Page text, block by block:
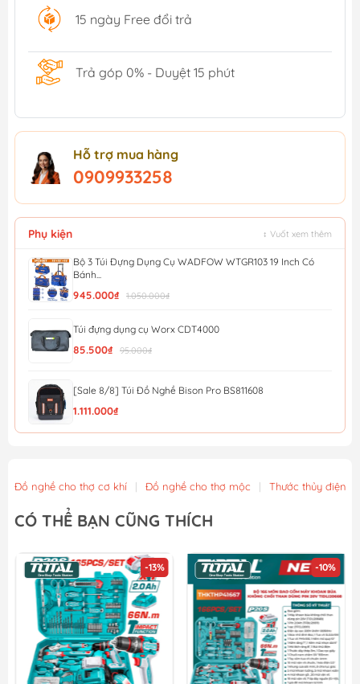
15 ngày Free đổi trả
Trả góp 0% - Duyệt 15 phút
Hỗ trợ mua hàng
0909933258
Phụ kiện ↕ Vuốt xem thêm
Bộ 3 Túi Đựng Dụng Cụ WADFOW WTGR103 19 Inch Có
Bánh...
945.000₫ 1.050.000₫
Túi đựng dụng cụ Worx CDT4000
85.500₫ 95.000₫
[Sale 8/8] Túi Đồ Nghề Bison Pro BS811608
1.111.000₫
Túi đựng dụng cụ đeo thắt lưng 7 ngăn Total THT16P40125
51.300₫
Túi vải đựng máy Worx 50028624
126.000₫ 140.000₫
Đồ nghề cho thợ cơ khí | Đồ nghề cho thợ mộc | Thước thủy điện tử
CÓ THỂ BẠN CŨNG THÍCH
-13% -10%